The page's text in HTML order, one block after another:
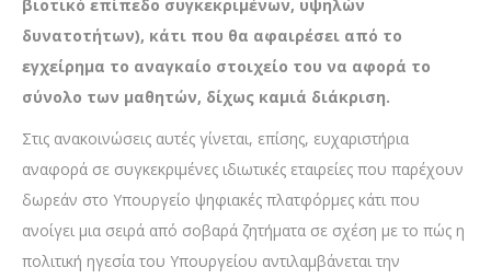
βιοτικό επίπεδο συγκεκριμένων, υψηλών
δυνατοτήτων), κάτι που θα αφαιρέσει από το
εγχείρημα το αναγκαίο στοιχείο του να αφορά το
σύνολο των μαθητών, δίχως καμιά διάκριση.
Στις ανακοινώσεις αυτές γίνεται, επίσης, ευχαριστήρια
αναφορά σε συγκεκριμένες ιδιωτικές εταιρείες που παρέχουν
δωρεάν στο Υπουργείο ψηφιακές πλατφόρμες κάτι που
ανοίγει μια σειρά από σοβαρά ζητήματα σε σχέση με το πώς η
πολιτική ηγεσία του Υπουργείου αντιλαμβάνεται την